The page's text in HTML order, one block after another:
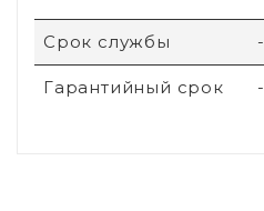
Срок службы -
Гарантийный срок -